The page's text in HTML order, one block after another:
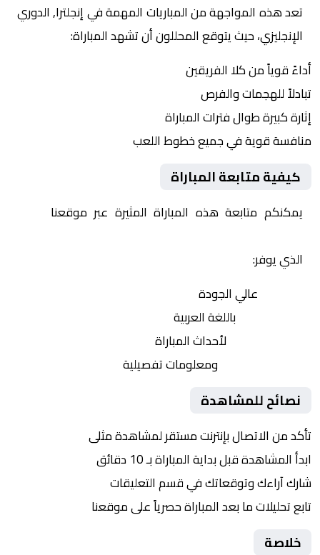
تعد هذه المواجهة من المباريات المهمة في إنجلترا, الدوري
الإنجليزي، حيث يتوقع المحللون أن تشهد المباراة:
أداءً قوياً من كلا الفريقين
تبادلاً للهجمات والفرص
إثارة كبيرة طوال فترات المباراة
منافسة قوية في جميع خطوط اللعب
كيفية متابعة المباراة
يمكنكم متابعة هذه المباراة المثيرة عبر موقعنا
الذي يوفر:
عالي الجودة
باللغة العربية
لأحداث المباراة
ومعلومات تفصيلية
نصائح للمشاهدة
تأكد من الاتصال بإنترنت مستقر لمشاهدة مثلى
ابدأ المشاهدة قبل بداية المباراة بـ 10 دقائق
شارك آراءك وتوقعاتك في قسم التعليقات
تابع تحليلات ما بعد المباراة حصرياً على موقعنا
خلاصة